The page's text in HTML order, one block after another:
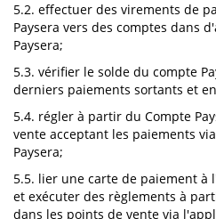
5.2. effectuer des virements de
Paysera vers des comptes dans
Paysera;
5.3. vérifier le solde du compte
derniers paiements sortants et
5.4. régler à partir du Compte
vente acceptant les paiements
Paysera;
5.5. lier une carte de paiement à
et exécuter des règlements à
dans les points de vente via